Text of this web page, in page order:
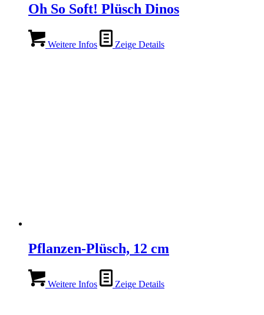
Oh So Soft! Plüsch Dinos
Weitere Infos Zeige Details
Pflanzen-Plüsch, 12 cm
Weitere Infos Zeige Details